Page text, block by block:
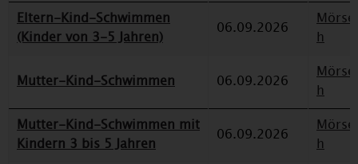
Eltern-Kind-Schwimmen
(Kinder von 3-5 Jahren)
06.09.2026
h
Mutter-Kind-Schwimmen 06.09.2026
h
Mutter-Kind-Schwimmen mit
Kindern 3 bis 5 Jahren
06.09.2026
h